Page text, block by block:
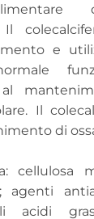
Il
e
Il
di
cellulosa
agenti
acidi